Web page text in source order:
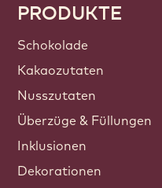
PRODUKTE
Schokolade
Kakaozutaten
Nusszutaten
Überzüge & Füllungen
Inklusionen
Dekorationen